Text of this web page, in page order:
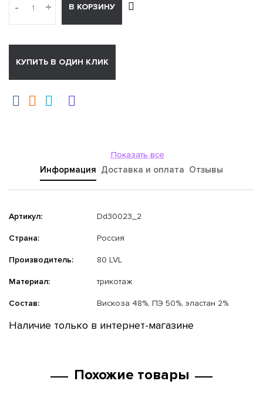
- + В КОРЗИНУ
КУПИТЬ В ОДИН КЛИК
Показать все
Информация Доставка и оплата Отзывы
Артикул: Dd30023_2
Страна: Россия
Производитель: 80 LVL
Материал: трикотаж
Состав: Вискоза 48%, ПЭ 50%, эластан 2%
Наличие только в интернет-магазине
Похожие товары